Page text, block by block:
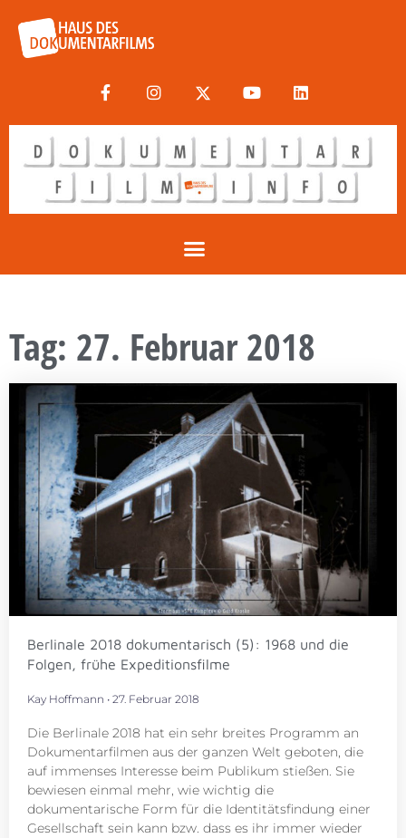
Tag: 27. Februar 2018
Berlinale 2018 dokumentarisch (5): 1968 und die
Folgen, frühe Expeditionsfilme
Kay Hoffmann 27. Februar 2018
Die Berlinale 2018 hat ein sehr breites Programm an
Dokumentarfilmen aus der ganzen Welt geboten, die
auf immenses Interesse beim Publikum stießen. Sie
bewiesen einmal mehr, wie wichtig die
dokumentarische Form für die Identitätsfindung einer
Gesellschaft sein kann bzw. dass es ihr immer wieder